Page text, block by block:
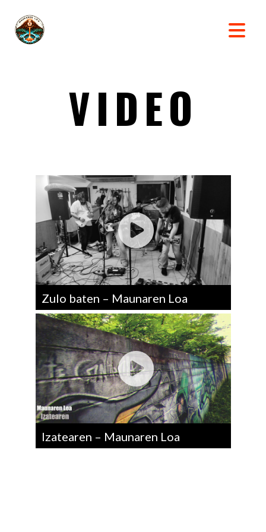
VIDEO
Zulo baten – Maunaren Loa
Izatearen – Maunaren Loa